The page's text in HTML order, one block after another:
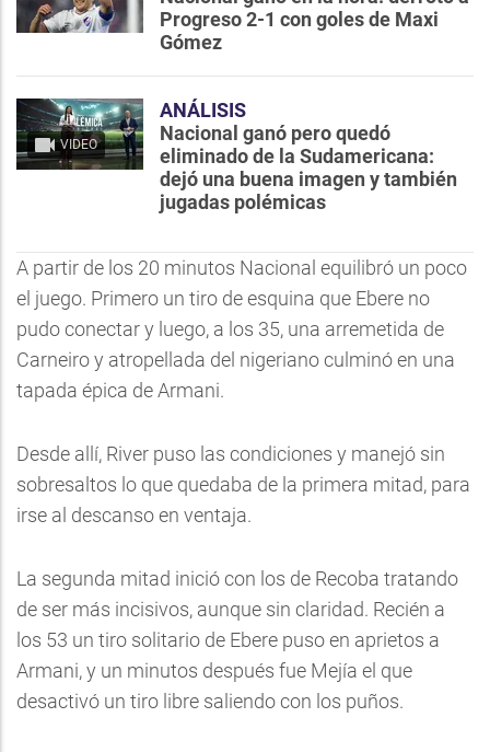
Progreso 2-1 con goles de Maxi
Gómez
VIDEO
ANÁLISIS
Nacional ganó pero quedó
eliminado de la Sudamericana:
dejó una buena imagen y también
jugadas polémicas
A partir de los 20 minutos Nacional equilibró un poco
el juego. Primero un tiro de esquina que Ebere no
pudo conectar y luego, a los 35, una arremetida de
Carneiro y atropellada del nigeriano culminó en una
tapada épica de Armani.
Desde allí, River puso las condiciones y manejó sin
sobresaltos lo que quedaba de la primera mitad, para
irse al descanso en ventaja.
La segunda mitad inició con los de Recoba tratando
de ser más incisivos, aunque sin claridad. Recién a
los 53 un tiro solitario de Ebere puso en aprietos a
Armani, y un minutos después fue Mejía el que
desactivó un tiro libre saliendo con los puños.